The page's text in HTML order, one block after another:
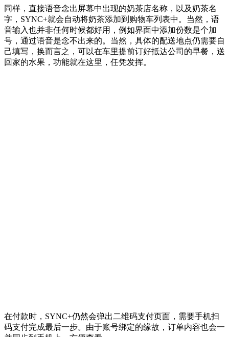
同样，直接语音念出屏幕中出现的奶茶店名称，以及奶茶名
字，SYNC+就会自动将奶茶添加到购物车列表中。当然，语
音输入也并非任何时候都好用，例如界面中添加份数是个加
号，通过语音是念不出来的。当然，具体的配送地点仍需要自
己填写，换而言之，可以在车里提前订好抵达公司的早餐，送
回家的水果，功能就在这里，任凭发挥。
在付款时，SYNC+仍然会弹出二维码支付页面，需要手机扫
码支付完成最后一步。由于账号绑定的缘故，订单内容也会一